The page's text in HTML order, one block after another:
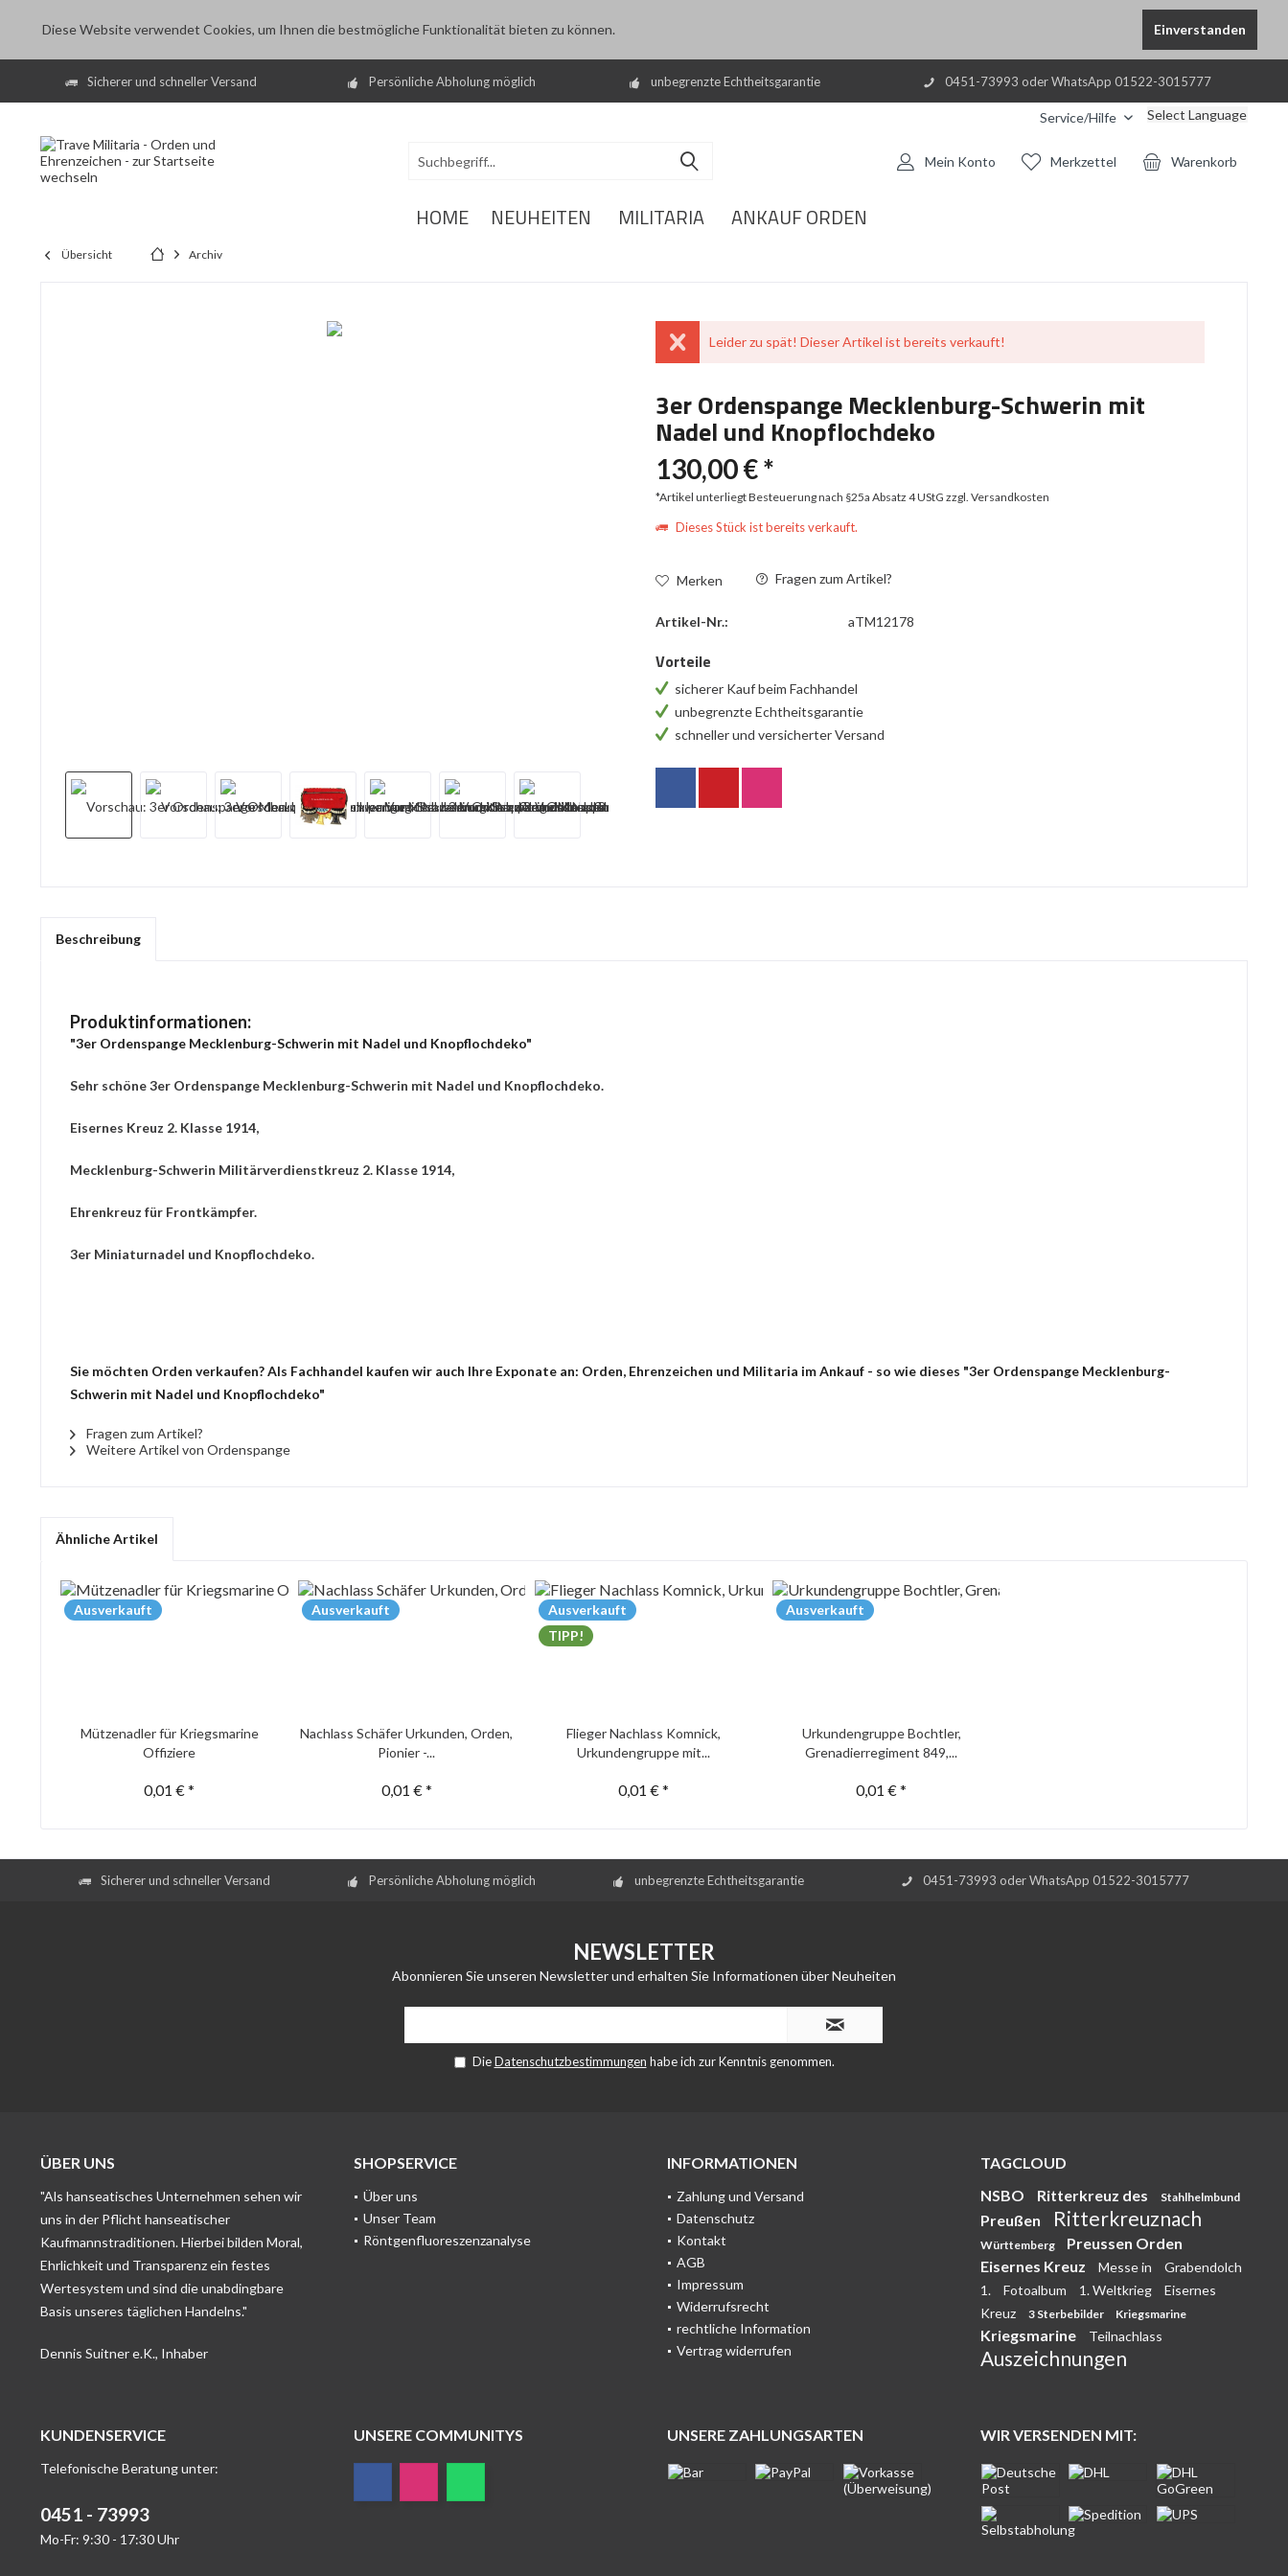
Diese Website verwendet Cookies, um Ihnen die bestmögliche Funktionalität bieten zu können. Einverstanden
Sicherer und schneller Versand Persönliche Abholung möglich unbegrenzte Echtheitsgarantie 0451-73993 oder WhatsApp 01522-3015777
Service/Hilfe Select Language
Warenkorb
Merkzettel
Mein Konto
HOME NEUHEITEN MILITARIA ANKAUF ORDEN
Übersicht Archiv
Leider zu spät! Dieser Artikel ist bereits verkauft!
3er Ordenspange Mecklenburg-Schwerin mit
Nadel und Knopflochdeko
130,00 € *
*Artikel unterliegt Besteuerung nach §25a Absatz 4 UStGzzgl. Versandkosten
Dieses Stück ist bereits verkauft.
Merken Fragen zum Artikel?
Artikel-Nr.: aTM12178
Vorteile
sicherer Kauf beim Fachhandel
unbegrenzte Echtheitsgarantie
schneller und versicherter Versand
Beschreibung
Produktinformationen:
"3er Ordenspange Mecklenburg-Schwerin mit Nadel und Knopflochdeko"
Sehr schöne 3er Ordenspange Mecklenburg-Schwerin mit Nadel und Knopflochdeko.
Eisernes Kreuz 2. Klasse 1914,
Mecklenburg-Schwerin Militärverdienstkreuz 2. Klasse 1914,
Ehrenkreuz für Frontkämpfer.
3er Miniaturnadel und Knopflochdeko.
Sie möchten Orden verkaufen? Als Fachhandel kaufen wir auch Ihre Exponate an: Orden, Ehrenzeichen und Militaria im Ankauf - so wie dieses "3er Ordenspange Mecklenburg-
Schwerin mit Nadel und Knopflochdeko"
Fragen zum Artikel?
Weitere Artikel von Ordenspange
Ähnliche Artikel
Ausverkauft
Mützenadler für Kriegsmarine
Offiziere
0,01 € *
Ausverkauft
Nachlass Schäfer Urkunden, Orden,
Pionier -...
0,01 € *
Ausverkauft
TIPP!
Flieger Nachlass Komnick,
Urkundengruppe mit...
0,01 € *
Ausverkauft
Urkundengruppe Bochtler,
Grenadierregiment 849,...
0,01 € *
Sicherer und schneller Versand Persönliche Abholung möglich unbegrenzte Echtheitsgarantie 0451-73993 oder WhatsApp 01522-3015777
NEWSLETTER
Abonnieren Sie unseren Newsletter und erhalten Sie Informationen über Neuheiten
DieDatenschutzbestimmungen habe ich zur Kenntnis genommen.
ÜBER UNS
"Als hanseatisches Unternehmen sehen wir
uns in der Pflicht hanseatischer
Kaufmannstraditionen. Hierbei bilden Moral,
Ehrlichkeit und Transparenz ein festes
Wertesystem und sind die unabdingbare
Basis unseres täglichen Handelns."
Dennis Suitner e.K., Inhaber
SHOPSERVICE
Über uns
Unser Team
Röntgenfluoreszenzanalyse
INFORMATIONEN
Zahlung und Versand
Datenschutz
Kontakt
AGB
Impressum
Widerrufsrecht
rechtliche Information
Vertrag widerrufen
TAGCLOUD
NSBO
Ritterkreuz des Stahlhelmbund
Preußen Ritterkreuznach
Württemberg
Preussen Orden
Eisernes Kreuz
Messe in
Grabendolch
1.
Fotoalbum 1. Weltkrieg
Eisernes
Kreuz
3 Sterbebilder Kriegsmarine
Kriegsmarine Teilnachlass
Auszeichnungen
KUNDENSERVICE
Telefonische Beratung unter:
0451 - 73993
Mo-Fr: 9:30 - 17:30 Uhr
UNSERE COMMUNITYS UNSERE ZAHLUNGSARTEN WIR VERSENDEN MIT: